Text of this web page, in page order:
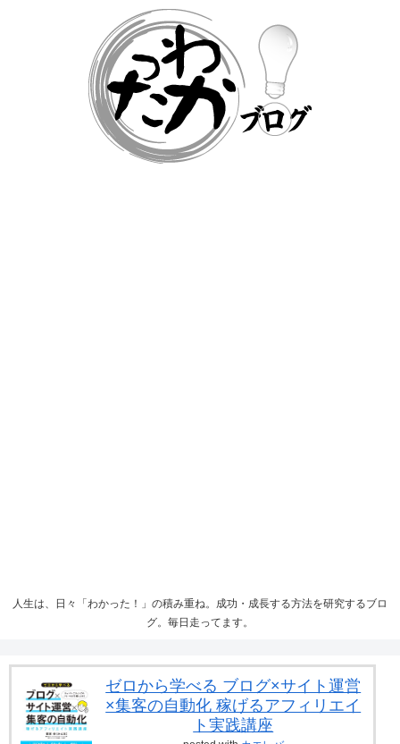
人生は、日々「わかった！」の積み重ね。成功・成長する方法を研究するブロ
グ。毎日走ってます。
ゼロから学べる ブログ×サイト運営
×集客の自動化 稼げるアフィリエイ
ト実践講座